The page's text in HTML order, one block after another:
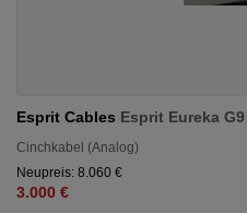
Esprit Cables Esprit Eureka
Cinchkabel (Analog)
Neupreis: 8.060 €
3.000 €